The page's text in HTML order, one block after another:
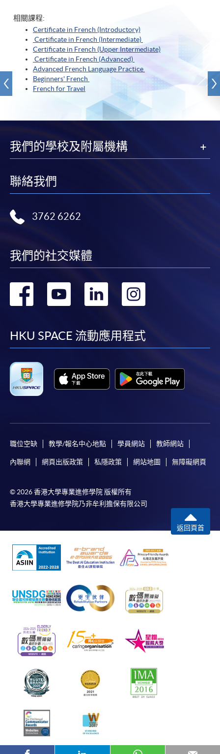
相關課程:
Certificate in French (Introductory)
Certificate in French (Intermediate)
Certificate in French (Upper Intermediate)
Certificate in French (Advanced)
Advanced French Language Practice
Beginners' French
French for Travel
我們的學校及附屬機構
聯絡我們
3762 6262
我們的社交媒體
轉
facebook
轉
youtube
轉
linkedin
HKU SPACE 流動應用程式
職位空缺 教學/報名中心地點 學員網站 教師網站
內聯網 網頁出版政策 私隱政策 網站地圖 無障礙網頁
© 2026 香港大學專業進修學院 版權所有
香港大學專業進修學院乃非牟利擔保有限公司
返回頁首